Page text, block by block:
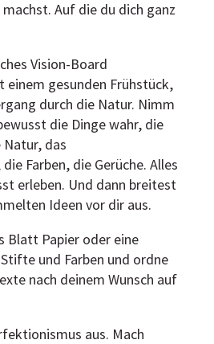
Auf die du dich ganz
Vision-Board
einem gesunden Frühstück,
durch die Natur. Nimm
die Dinge wahr, die
Natur, das
Farben, die Gerüche. Alles
erleben. Und dann breitest
Ideen vor dir aus.
Blatt Papier oder eine
und Farben und ordne
nach deinem Wunsch auf
aus. Mach